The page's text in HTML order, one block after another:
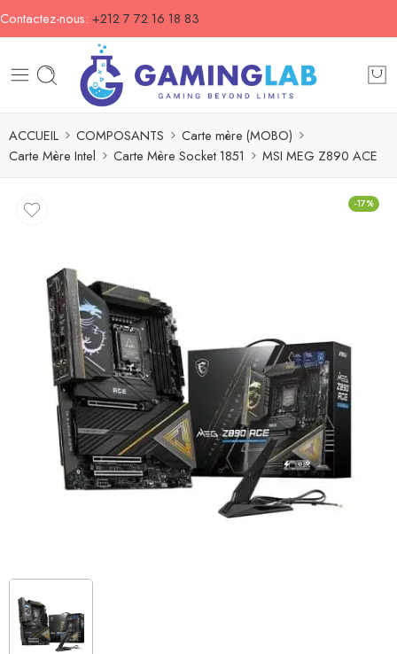
Contactez-nous: +212 7 72 16 18 83
ACCUEIL COMPOSANTS
Carte mère (MOBO)
Carte Mère Intel
Carte Mère Socket 1851 MSI MEG Z890 ACE
-17%